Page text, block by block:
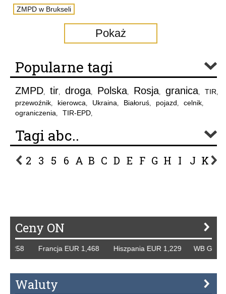
ZMPD w Brukseli
Pokaż
Popularne tagi
ZMPD, tir, droga, Polska, Rosja, granica, TIR,
przewoźnik, kierowca, Ukraina, Białoruś, pojazd, celnik,
ograniczenia, TIR-EPD,
Tagi abc..
2 3 5 6 A B C D E F G H I J K L
Ceny ON
Francja EUR 1,468 Hiszpania EUR 1,229 WB GBP
Waluty